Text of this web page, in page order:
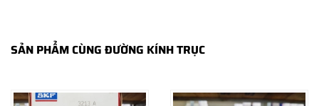
SẢN PHẨM CÙNG ĐƯỜNG KÍNH TRỤC